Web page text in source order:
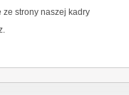
ze strony naszej kadry